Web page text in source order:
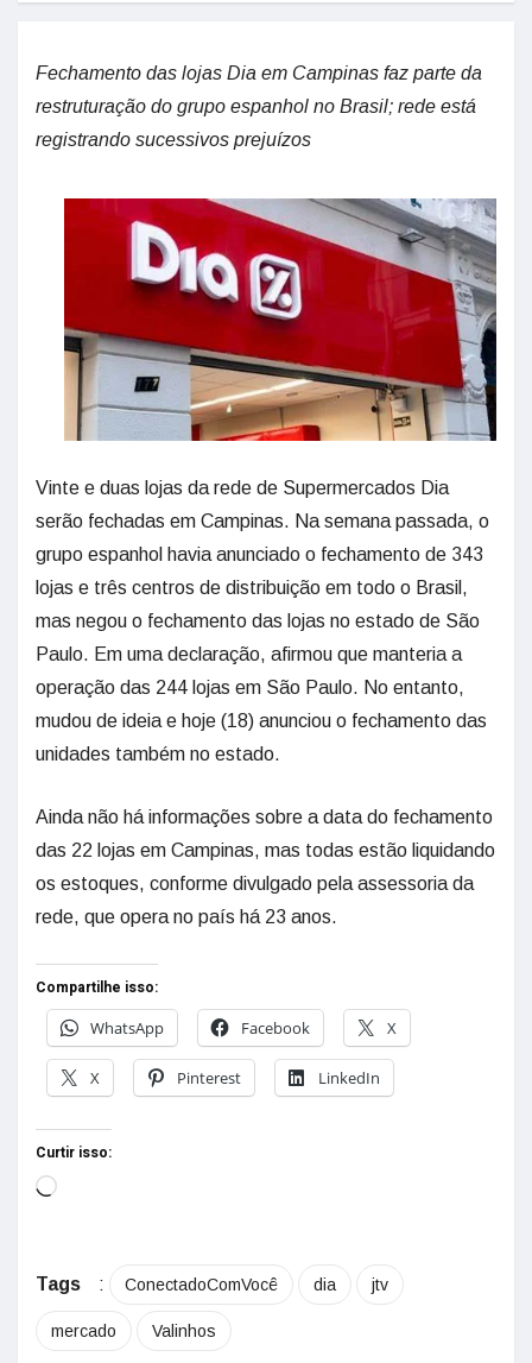
Fechamento das lojas Dia em Campinas faz parte da
restruturação do grupo espanhol no Brasil; rede está
registrando sucessivos prejuízos
Vinte e duas lojas da rede de Supermercados Dia
serão fechadas em Campinas. Na semana passada, o
grupo espanhol havia anunciado o fechamento de 343
lojas e três centros de distribuição em todo o Brasil,
mas negou o fechamento das lojas no estado de São
Paulo. Em uma declaração, afirmou que manteria a
operação das 244 lojas em São Paulo. No entanto,
mudou de ideia e hoje (18) anunciou o fechamento das
unidades também no estado.
Ainda não há informações sobre a data do fechamento
das 22 lojas em Campinas, mas todas estão liquidando
os estoques, conforme divulgado pela assessoria da
rede, que opera no país há 23 anos.
Compartilhe isso:
WhatsApp
Facebook X
X Pinterest LinkedIn
Curtir isso:
Tags : ConectadoComVocê dia jtv
mercado Valinhos